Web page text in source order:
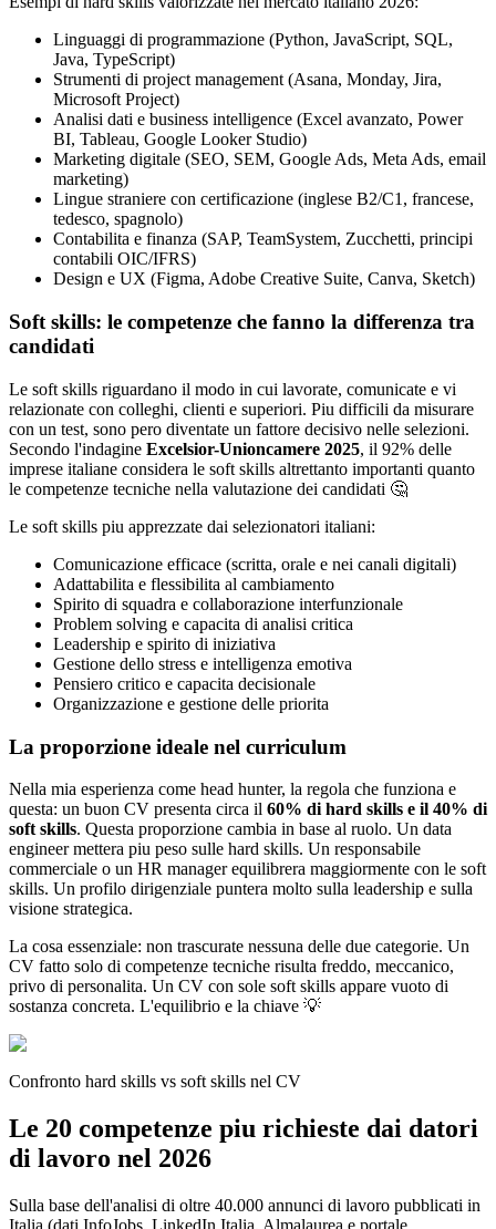
Linguaggi di programmazione (Python, JavaScript, SQL,
Java, TypeScript)
Strumenti di project management (Asana, Monday, Jira,
Microsoft Project)
Analisi dati e business intelligence (Excel avanzato, Power
BI, Tableau, Google Looker Studio)
Marketing digitale (SEO, SEM, Google Ads, Meta Ads, email
marketing)
Lingue straniere con certificazione (inglese B2/C1, francese,
tedesco, spagnolo)
Contabilita e finanza (SAP, TeamSystem, Zucchetti, principi
contabili OIC/IFRS)
Design e UX (Figma, Adobe Creative Suite, Canva, Sketch)
Soft skills: le competenze che fanno la differenza tra
candidati
Le soft skills riguardano il modo in cui lavorate, comunicate e vi
relazionate con colleghi, clienti e superiori. Piu difficili da misurare
con un test, sono pero diventate un fattore decisivo nelle selezioni.
Secondo l'indagine Excelsior-Unioncamere 2025, il 92% delle
imprese italiane considera le soft skills altrettanto importanti quanto
le competenze tecniche nella valutazione dei candidati 🤔
Le soft skills piu apprezzate dai selezionatori italiani:
Comunicazione efficace (scritta, orale e nei canali digitali)
Adattabilita e flessibilita al cambiamento
Spirito di squadra e collaborazione interfunzionale
Problem solving e capacita di analisi critica
Leadership e spirito di iniziativa
Gestione dello stress e intelligenza emotiva
Pensiero critico e capacita decisionale
Organizzazione e gestione delle priorita
La proporzione ideale nel curriculum
Nella mia esperienza come head hunter, la regola che funziona e
questa: un buon CV presenta circa il 60% di hard skills e il 40% di
soft skills. Questa proporzione cambia in base al ruolo. Un data
engineer mettera piu peso sulle hard skills. Un responsabile
commerciale o un HR manager equilibrera maggiormente con le soft
skills. Un profilo dirigenziale puntera molto sulla leadership e sulla
visione strategica.
La cosa essenziale: non trascurate nessuna delle due categorie. Un
CV fatto solo di competenze tecniche risulta freddo, meccanico,
privo di personalita. Un CV con sole soft skills appare vuoto di
sostanza concreta. L'equilibrio e la chiave 💡
Confronto hard skills vs soft skills nel CV
Le 20 competenze piu richieste dai datori
di lavoro nel 2026
Sulla base dell'analisi di oltre 40.000 annunci di lavoro pubblicati in
Italia (dati InfoJobs, LinkedIn Italia, Almalaurea e portale